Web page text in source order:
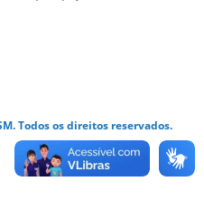
Todos os direitos reservados.